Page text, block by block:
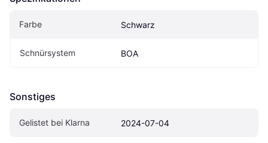
Farbe Schwarz
Schnürsystem BOA
Sonstiges
Gelistet bei Klarna 2024-07-04